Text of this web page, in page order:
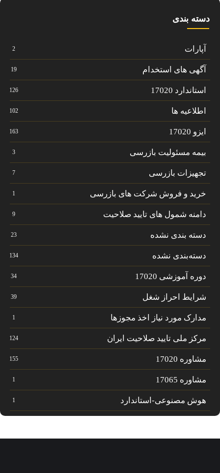
دسته بندی
آپارات 2
آگهی های استخدام 19
استاندارد 17020 126
اطلاعیه ها 102
ایزو 17020 163
بیمه مسئولیت بازرسی 3
تجهیزات بازرسی 7
خرید و فروش شرکت های بازرسی 1
دامنه شمول های تایید صلاحیت 9
دسته بندی نشده 23
دسته‌بندی نشده 134
دوره آموزشی 17020 34
شرایط احراز شغل 39
مدارک مورد نیاز اخذ مجوزها 1
مرکز ملی تایید صلاحیت ایران 124
مشاوره 17020 155
مشاوره 17065 1
هوش مصنوعی-استاندارد 1